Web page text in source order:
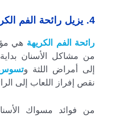
4. يزيل رائحة الفم الكريهة
رائحة الفم الكريهة هي
من مشاكل الأسنان
إلى أمراض اللثة وتسوس
نقص إفراز اللعاب إلى
من فوائد مسواك